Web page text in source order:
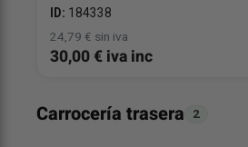
ID: 184338
24,79 € sin iva
30,00 € iva inc
Carrocería trasera 2